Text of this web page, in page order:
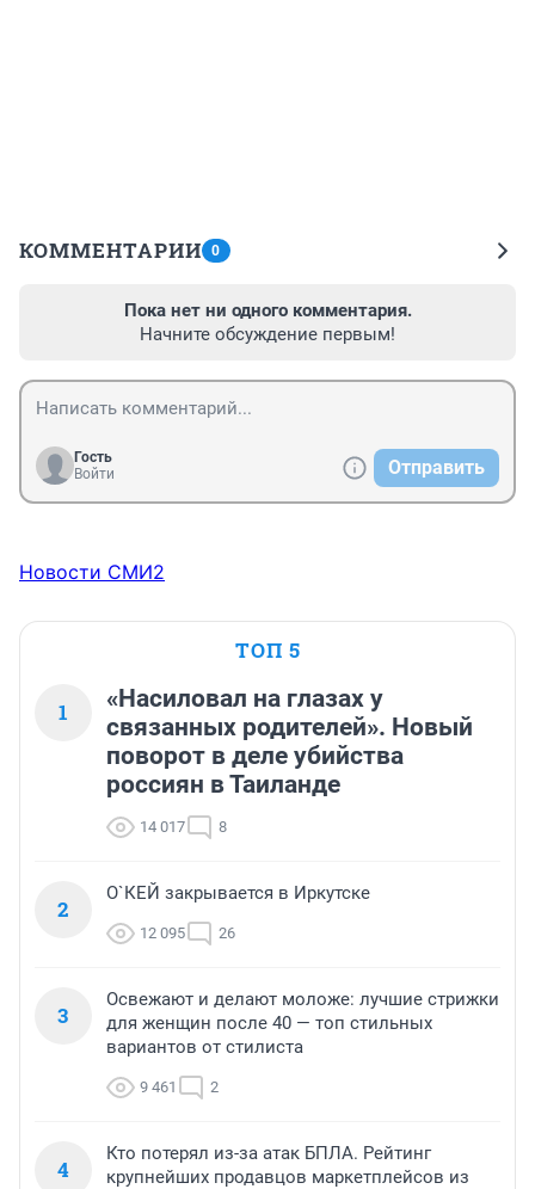
КОММЕНТАРИИ 0
Пока нет ни одного комментария.
Начните обсуждение первым!
Гость
Войти
Отправить
Новости СМИ2
ТОП 5
1
«Насиловал на глазах у
связанных родителей». Новый
поворот в деле убийства
россиян в Таиланде
14 017 8
2
О`КЕЙ закрывается в Иркутске
12 095 26
3
Освежают и делают моложе: лучшие стрижки
для женщин после 40 — топ стильных
вариантов от стилиста
9 461 2
4
Кто потерял из-за атак БПЛА. Рейтинг
крупнейших продавцов маркетплейсов из